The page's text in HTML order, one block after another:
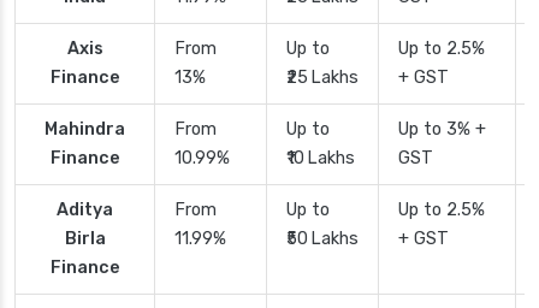
Axis
Finance
From
13%
Up to
₹25 Lakhs
Up to 2.5%
+ GST
Mahindra
Finance
From
10.99%
Up to
₹10 Lakhs
Up to 3% +
GST
Aditya
Birla
Finance
From
11.99%
Up to
₹50 Lakhs
Up to 2.5%
+ GST